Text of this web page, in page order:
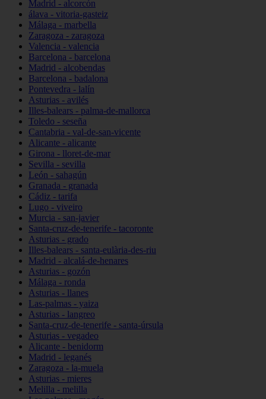
Madrid - alcorcón
álava - vitoria-gasteiz
Málaga - marbella
Zaragoza - zaragoza
Valencia - valencia
Barcelona - barcelona
Madrid - alcobendas
Barcelona - badalona
Pontevedra - lalín
Asturias - avilés
Illes-balears - palma-de-mallorca
Toledo - seseña
Cantabria - val-de-san-vicente
Alicante - alicante
Girona - lloret-de-mar
Sevilla - sevilla
León - sahagún
Granada - granada
Cádiz - tarifa
Lugo - viveiro
Murcia - san-javier
Santa-cruz-de-tenerife - tacoronte
Asturias - grado
Illes-balears - santa-eulària-des-riu
Madrid - alcalá-de-henares
Asturias - gozón
Málaga - ronda
Asturias - llanes
Las-palmas - yaiza
Asturias - langreo
Santa-cruz-de-tenerife - santa-úrsula
Asturias - vegadeo
Alicante - benidorm
Madrid - leganés
Zaragoza - la-muela
Asturias - mieres
Melilla - melilla